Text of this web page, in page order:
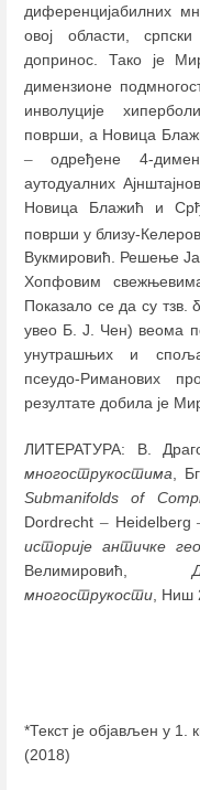
диференцијабилних
овој области,
допринос. Тако је
димензионе
инволуције
површи, а Новица
– одређене 4-
аутодуалних
Новица Блажић и
површи у близу-
Вукмировић. Решење
Хопфовим
Показало се да су тзв.
увео Б. Ј. Чен) веома
унутрашњих и
псеудо-Риманових
резултате добила је
ЛИТЕРАТУРА: В.
многострукостима ,
Submanifolds of
Dordrecht –Heidelberg
историје античке
Велимировић,
многострукости , Ниш
*Текст је објављен у 1.
(2018)